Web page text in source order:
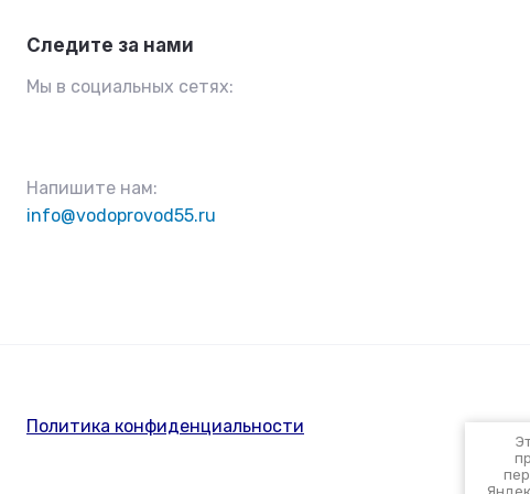
Следите за нами
Мы в социальных сетях:
Напишите нам:
info@vodoprovod55.ru
Политика конфиденциальности